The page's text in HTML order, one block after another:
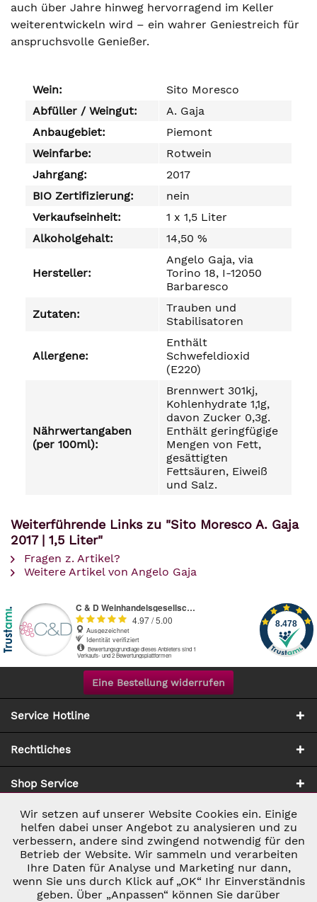
auch über Jahre hinweg hervorragend im Keller
weiterentwickeln wird – ein wahrer Geniestreich für
anspruchsvolle Genießer.
Wein:
Sito Moresco
Abfüller / Weingut:
A. Gaja
Anbaugebiet:
Piemont
Weinfarbe:
Rotwein
Jahrgang:
2017
BIO Zertifizierung:
nein
Verkaufseinheit:
1 x 1,5 Liter
Alkoholgehalt:
14,50 %
Hersteller:
Angelo Gaja, via
Torino 18, I-12050
Barbaresco
Zutaten:
Trauben und
Stabilisatoren
Allergene:
Enthält
Schwefeldioxid
(E220)
Nährwertangaben
(per 100ml):
Brennwert 301kj,
Kohlenhydrate 1,1g,
davon Zucker 0,3g.
Enthält geringfügige
Mengen von Fett,
gesättigten
Fettsäuren, Eiweiß
und Salz.
Weiterführende Links zu "Sito Moresco A. Gaja
2017 | 1,5 Liter"
Fragen z. Artikel?
Weitere Artikel von Angelo Gaja
Eine Bestellung widerrufen
Service Hotline
Rechtliches
Shop Service
Zahlung & Versand
Notwendig Aktiv
Marketing Inaktiv
Inaktiv
Wir setzen auf unserer Website Cookies ein. Einige
helfen dabei unser Angebot zu analysieren und zu
verbessern, andere sind zwingend notwendig für den
Betrieb der Website. Wir sammeln und verarbeiten
Ihre Daten für Analyse und Marketing nur dann,
wenn Sie uns durch Klick auf „OK“ Ihr Einverständnis
geben. Über „Anpassen“ können Sie darüber